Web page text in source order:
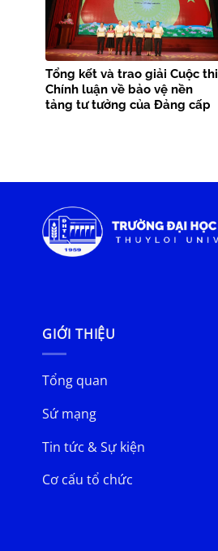
Tổng kết và trao giải Cuộc thi
Chính luận về bảo vệ nền
tảng tư tưởng của Đảng cấp
GIỚI THIỆU
Tổng quan
Sứ mạng
Tin tức & Sự kiện
Cơ cấu tổ chức